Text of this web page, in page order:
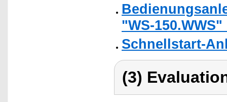
"WS-
Schnellstart-
(3)